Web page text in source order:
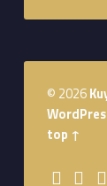
© 2026
top ↑
Social Menu
WebMan